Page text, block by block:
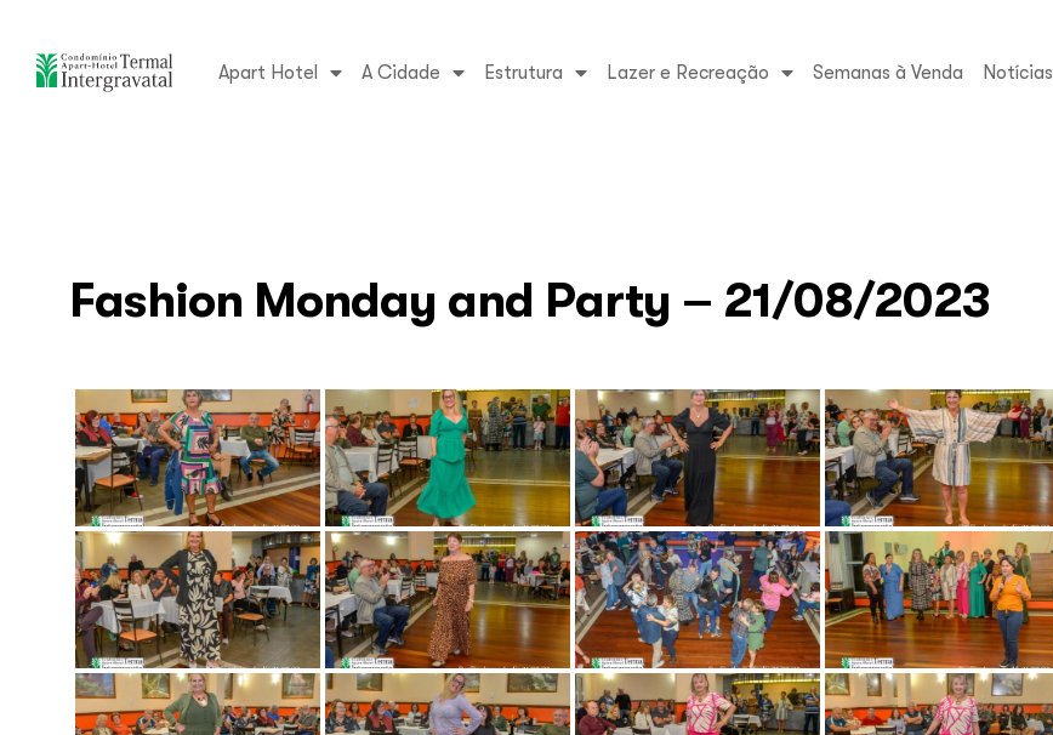
Apart Hotel A Cidade Estrutura Lazer e Recreação Semanas à Venda Notícias
Fashion Monday and Party – 21/08/2023